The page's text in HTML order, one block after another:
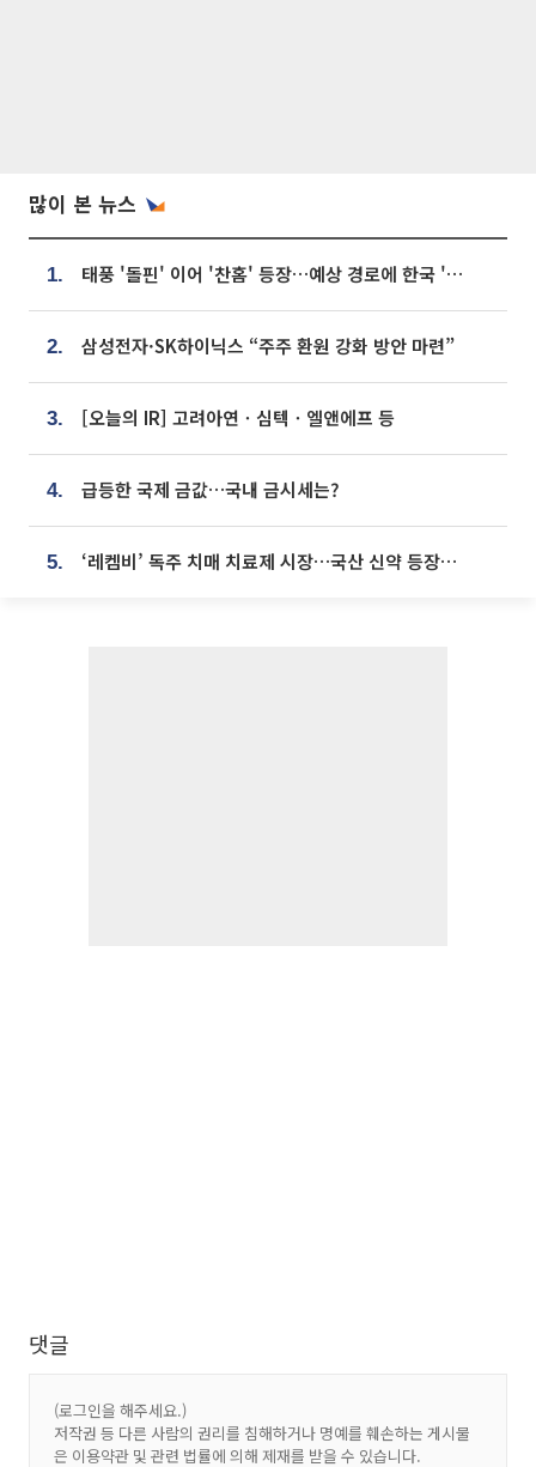
많이 본 뉴스
1. 태풍 '돌핀' 이어 '찬홈' 등장…예상 경로에 한국 '한숨'
2. 삼성전자·SK하이닉스 “주주 환원 강화 방안 마련”
3. [오늘의 IR] 고려아연ㆍ심텍ㆍ엘앤에프 등
4. 급등한 국제 금값…국내 금시세는?
5. ‘레켐비’ 독주 치매 치료제 시장…국산 신약 등장하나
댓글